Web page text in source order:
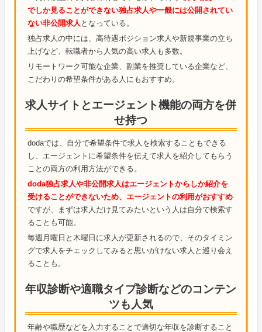
でしか見ることができない独占求人や一般には公開されてい
ない非公開求人 となっている。
独占求人の中には、高待遇ポジション求人や新規事業の立ち
上げなど、転職者から人気の高い求人も多数。
リモートワーク可能な企業、副業を推奨している企業など、
こだわりの希望条件がある人にもおすすめ。
求人サイトとエージェント機能の両方を併
せ持つ
dodaでは、自分で希望条件で求人を検索することもできる
し、エージェントに希望条件を伝えて求人を紹介してもらう
ことの両方の利用方法ができる。
doda独占求人や非公開求人はエージェントからしか紹介を
受けることができないため、エージェントの利用がおすすめ
ですが、まずは求人だけ見てみたいという人は自分で検索す
ることも可能。
毎週月曜日と木曜日に求人が更新されるので、そのタイミン
グで求人をチェックしてみると思いがけない求人と巡り会え
ることも。
年収診断や適職タイプ診断などのコンテン
ツも人気
年齢や職歴などを入力することで適切な年収を診断すること